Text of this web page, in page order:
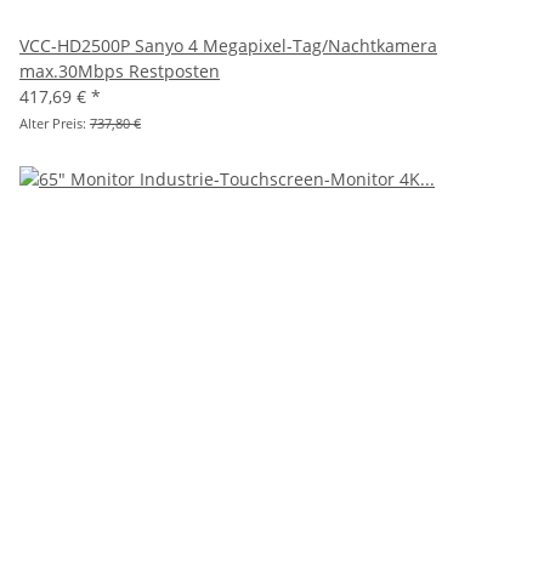
VCC-HD2500P Sanyo 4 Megapixel-Tag/Nachtkamera
max.30Mbps Restposten
417,69 € *
Alter Preis: 737,80 €